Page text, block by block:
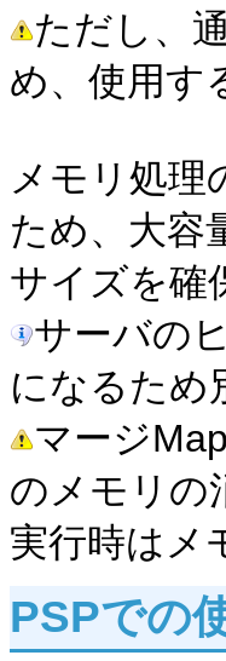
ただし、
め、使用す
メモリ処理
ため、大容
サイズを確
サーバの
になるため
マージ
のメモリの
実行時はメ
PSPでの